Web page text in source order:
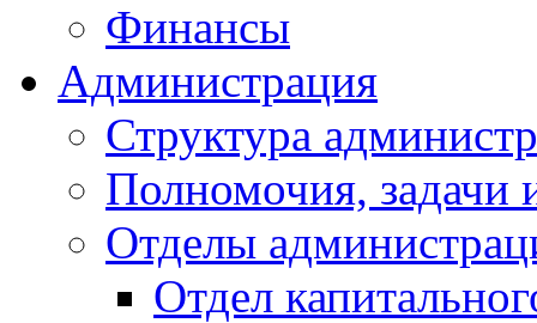
Финансы
Администрация
Структура
Полномочия, задачи
Отделы
Отдел